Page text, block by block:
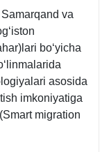
va
boʻyicha
asosida
imkoniyatiga
migration